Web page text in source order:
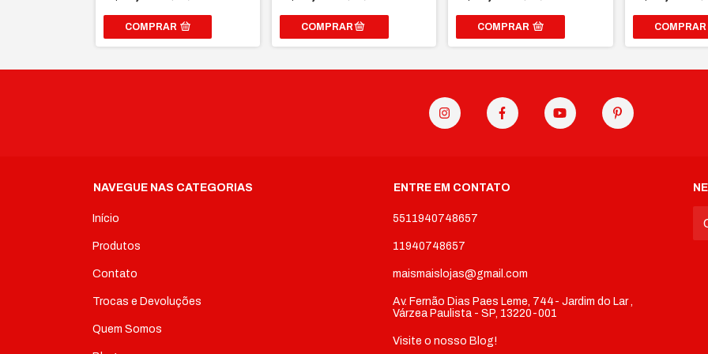
COMPRAR COMPRAR COMPRAR
NAVEGUE NAS CATEGORIAS
Início
Produtos
Contato
Trocas e Devoluções
Quem Somos
ENTRE EM CONTATO
5511940748657
11940748657
maismaislojas@gmail.com
Av. Fernão Dias Paes Leme, 744- Jardim do Lar ,
Várzea Paulista - SP, 13220-001
Visite o nosso Blog!